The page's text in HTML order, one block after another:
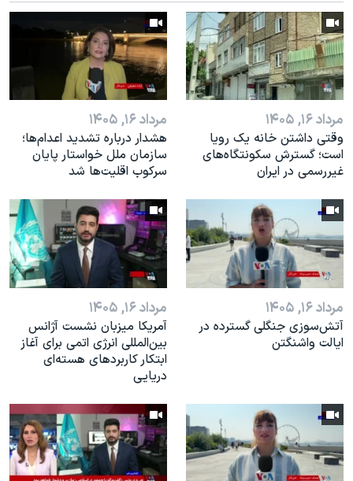
نرگس محمدی برنده جایزه نوبل صلح
همایش محافظه‌کاران آمریکا «سی‌پک»
صفحه‌های ویژه
سفر پرزیدنت ترامپ به چینمرداد ۱۶, ۱۴۰۵
وقتی داشتن خانه یک رویا
است؛ گسترش سکونتگاه‌های
غیررسمی در ایران
مرداد ۱۶, ۱۴۰۵
هشدار درباره تشدید اعدام‌ها؛
سازمان ملل خواستار پایان
سرکوب اقلیت‌ها شد
مرداد ۱۶, ۱۴۰۵
آتش‌سوزی جنگلی گسترده در
ایالت واشنگتن
مرداد ۱۶, ۱۴۰۵
آمریکا میزبان نشست آژانس
بین‌المللی انرژی اتمی برای آغاز
ابتکار کاربردهای هسته‌ای
دریایی